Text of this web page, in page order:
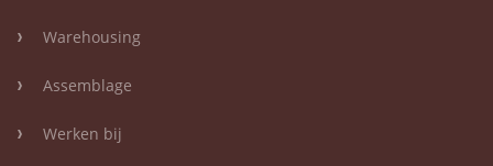
Warehousing
Assemblage
Werken bij